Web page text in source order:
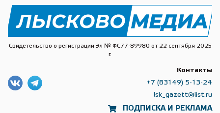
Свидетельство о регистрации Эл № ФС77-89980 от 22 сентября 2025
г.
ПОДПИСКА И РЕКЛАМА
Контакты
+7 (83149) 5-13-24
lsk_gazett@list.ru